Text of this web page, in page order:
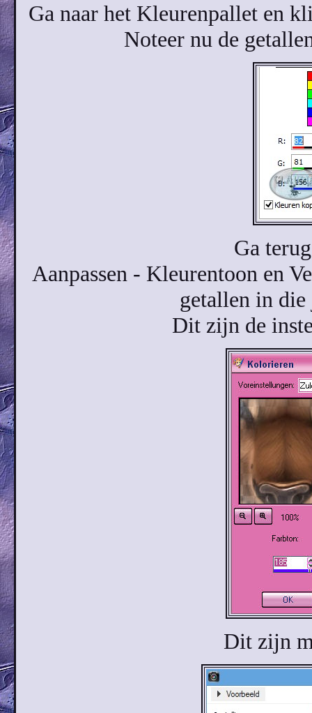
Ga naar het Kleurenpallet en
Noteer nu de
Ga
Aanpassen - Kleurentoon en
getallen in die
Dit zijn de
Dit zijn